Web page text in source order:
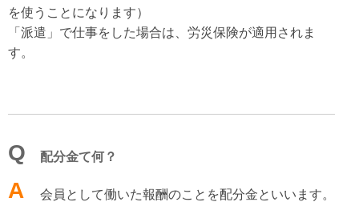
を使うことになります）
「派遣」で仕事をした場合は、労災保険が適用されま
す。
Q 配分金て何？
A
会員として働いた報酬のことを配分金といいます。